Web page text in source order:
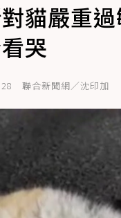
貓嚴重
哭
聯合新聞網／沈印加